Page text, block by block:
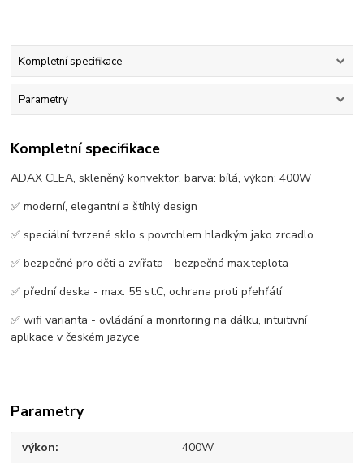
Kompletní specifikace
Parametry
Kompletní specifikace
ADAX CLEA, skleněný konvektor, barva: bílá, výkon: 400W
✅ moderní, elegantní a štíhlý design
✅ speciální tvrzené sklo s povrchlem hladkým jako zrcadlo
✅ bezpečné pro děti a zvířata - bezpečná max.teplota
✅ přední deska - max. 55 st.C, ochrana proti přehřátí
✅ wifi varianta - ovládání a monitoring na dálku, intuitivní
aplikace v českém jazyce
Parametry
výkon 400W